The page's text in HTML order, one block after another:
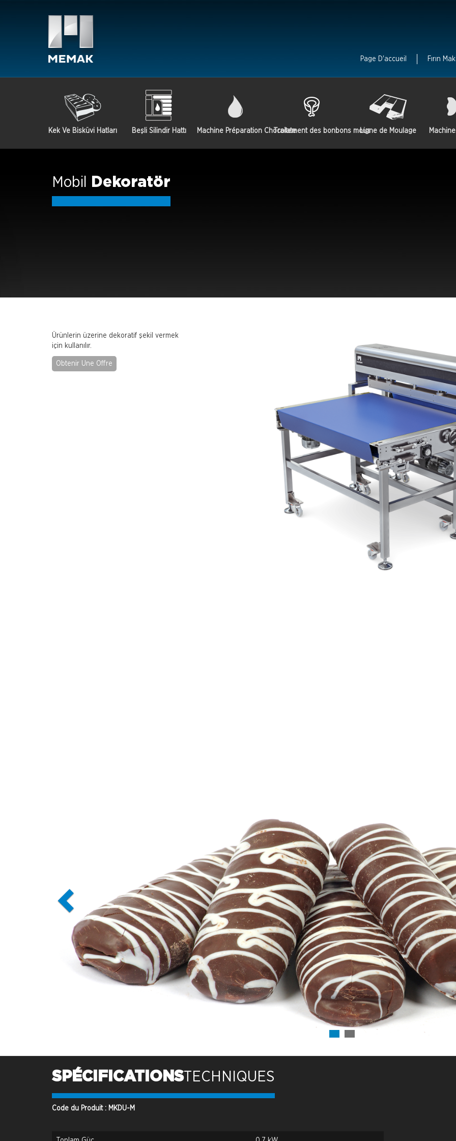
Page D'accueil Fırın
Kek Ve Bisküvi Hatları Beşli Silindir Hattı Machine Préparation ChocolateTraitement des bonbons mousLigne de Moulage
Mobil Dekoratör
Ürünlerin üzerine dekoratif şekil vermek
için kullanılır.
Obtenir Une Offre
SPÉCIFICATIONSTECHNIQUES
Code du Produit : MKDU-M